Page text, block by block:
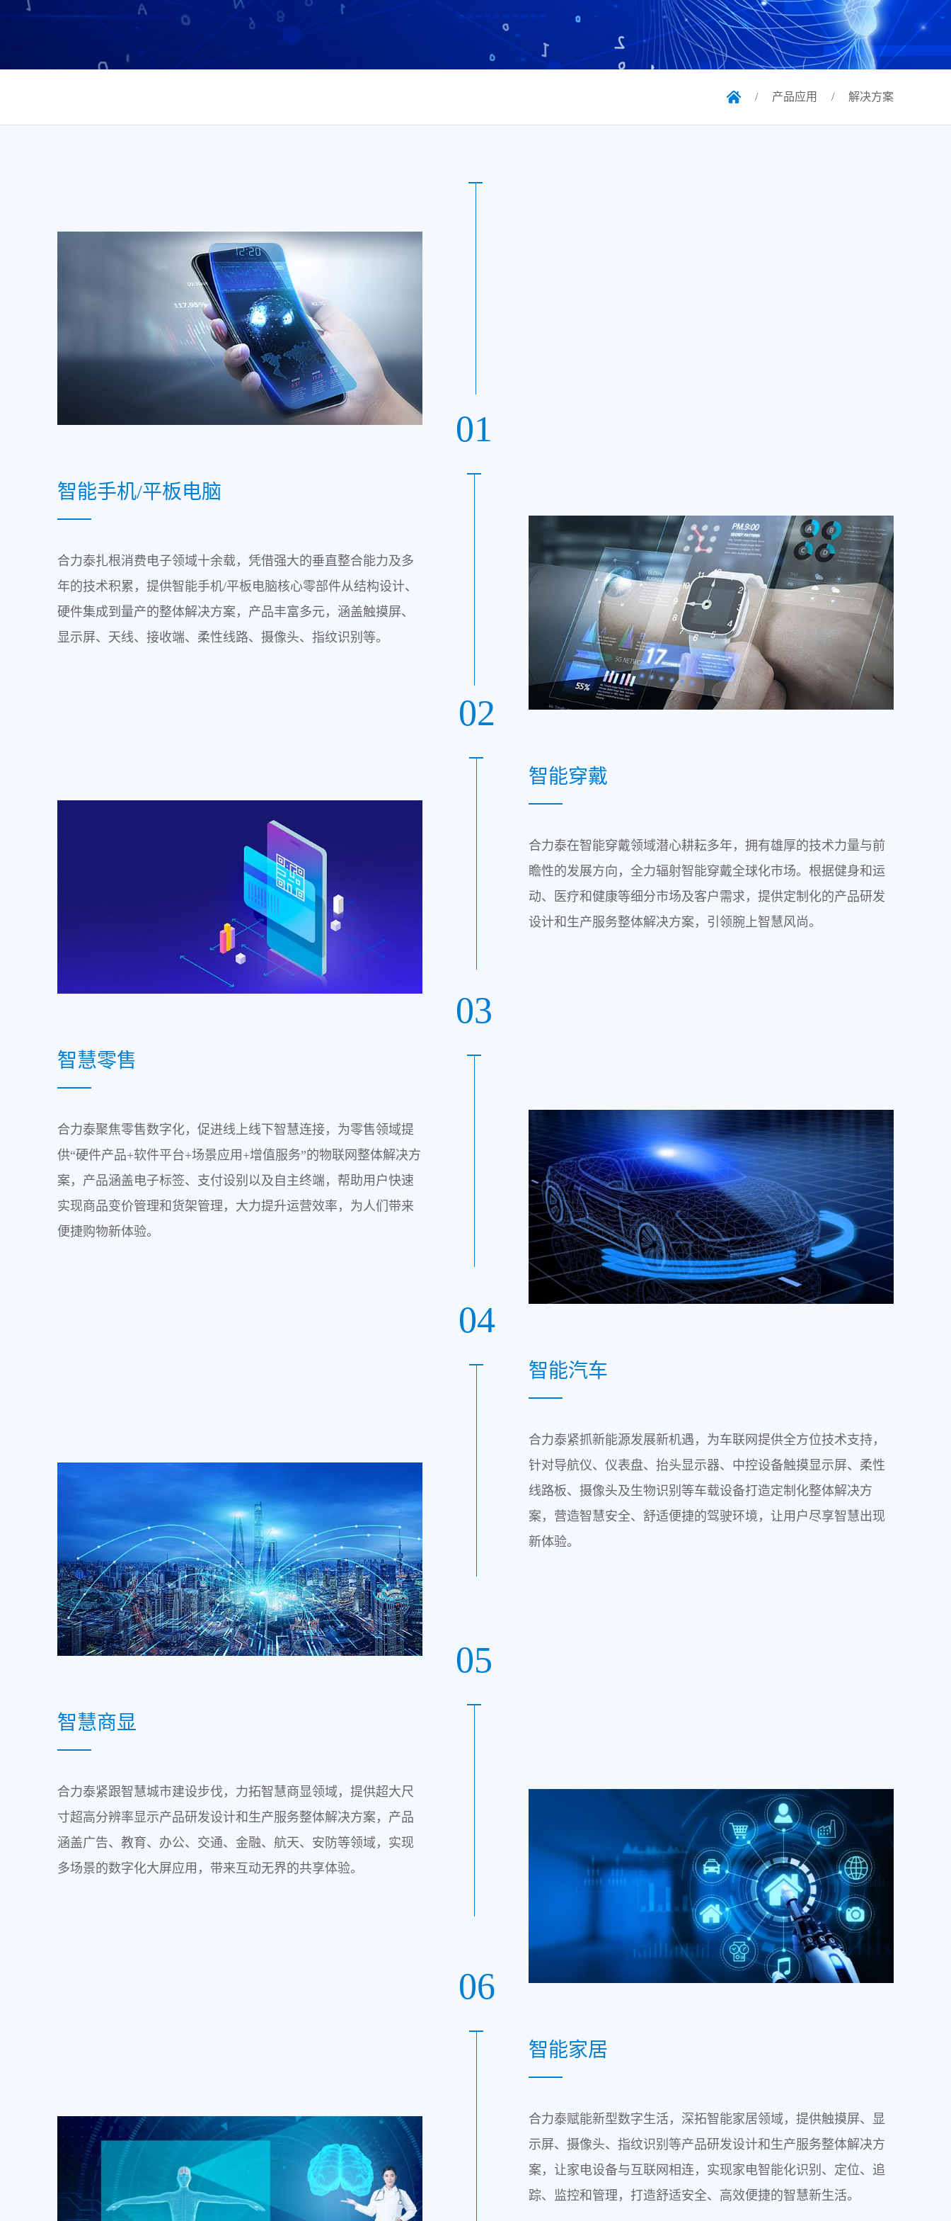
/ 产品应用 / 解决方案
智能手机/平板电脑
合力泰扎根消费电子领域十余载，凭借强大的垂直整合能力及多
年的技术积累，提供智能手机/平板电脑核心零部件从结构设计、
硬件集成到量产的整体解决方案，产品丰富多元，涵盖触摸屏、
显示屏、天线、接收端、柔性线路、摄像头、指纹识别等。
01
02
智能穿戴
合力泰在智能穿戴领域潜心耕耘多年，拥有雄厚的技术力量与前
瞻性的发展方向，全力辐射智能穿戴全球化市场。根据健身和运
动、医疗和健康等细分市场及客户需求，提供定制化的产品研发
设计和生产服务整体解决方案，引领腕上智慧风尚。
智慧零售
合力泰聚焦零售数字化，促进线上线下智慧连接，为零售领域提
供“硬件产品+软件平台+场景应用+增值服务”的物联网整体解决方
案，产品涵盖电子标签、支付设别以及自主终端，帮助用户快速
实现商品变价管理和货架管理，大力提升运营效率，为人们带来
便捷购物新体验。
03
04
智能汽车
合力泰紧抓新能源发展新机遇，为车联网提供全方位技术支持，
针对导航仪、仪表盘、抬头显示器、中控设备触摸显示屏、柔性
线路板、摄像头及生物识别等车载设备打造定制化整体解决方
案，营造智慧安全、舒适便捷的驾驶环境，让用户尽享智慧出现
新体验。
智慧商显
合力泰紧跟智慧城市建设步伐，力拓智慧商显领域，提供超大尺
寸超高分辨率显示产品研发设计和生产服务整体解决方案，产品
涵盖广告、教育、办公、交通、金融、航天、安防等领域，实现
多场景的数字化大屏应用，带来互动无界的共享体验。
05
06
智能家居
合力泰赋能新型数字生活，深拓智能家居领域，提供触摸屏、显
示屏、摄像头、指纹识别等产品研发设计和生产服务整体解决方
案，让家电设备与互联网相连，实现家电智能化识别、定位、追
踪、监控和管理，打造舒适安全、高效便捷的智慧新生活。